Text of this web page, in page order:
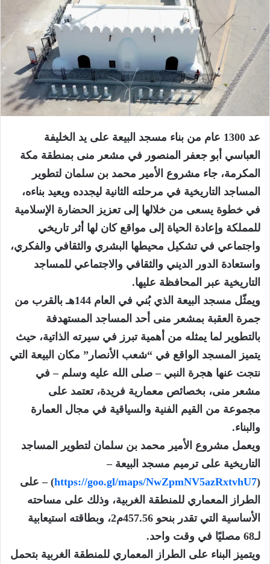
عد 1300 عام من بناء مسجد البيعة على يد الخليفة
العباسي أبو جعفر المنصور في مشعر منى بمنطقة مكة
المكرمة، جاء مشروع الأمير محمد بن سلمان لتطوير
المساجد التاريخية في مرحلته الثانية ليجدده ويعيد بناءه،
في خطوة يسعى من خلالها إلى تعزيز الحضارة الإسلامية
للمملكة وإعادة الحياة إلى مواقع كان لها أثر تاريخي
واجتماعي في تشكيل محيطها البشري والثقافي والفكري،
واستعادة الدور الديني والثقافي والاجتماعي للمساجد
التاريخية عبر المحافظة عليها.
ويمثّل مسجد البيعة الذي بُني في العام 144هـ بالقرب من
جمرة العقبة بمشعر منى أحد المساجد المستهدفة
بالتطوير لما يمثله من أهمية تبرز في سيرته الذاتية، حيث
يتميز المسجد الواقع في “شعب الأنصار” مكان البيعة التي
نتجت عنها هجرة النبي – صلى الله عليه وسلم – في
مشعر منى، بخصائص معمارية فريدة، تعتمد على
مجموعة من القيم الفنية والسياقية في مجال العمارة
والبناء.
ويعمل مشروع الأمير محمد بن سلمان لتطوير المساجد
التاريخية على ترميم مسجد البيعة –
(
https://goo.gl/maps/NwZpmNV5azRxtvhU7) – على
الطراز المعماري للمنطقة الغربية، وذلك على مساحته
الأساسية التي تقدر بنحو 457.56م2، وبطاقته استيعابية
لـ68 مصليًا في وقت واحد.
ويتميز البناء على الطراز المعماري للمنطقة الغربية بتحمل